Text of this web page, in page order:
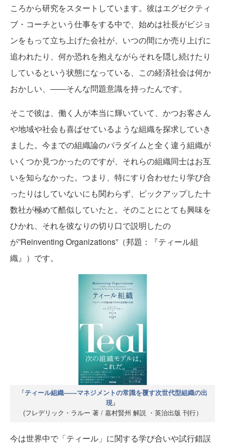
ころから研究をスタートしています。彼はエグゼクティ
ブ・コーチという仕事をする中で、始めは社長がビジョ
ンをもって立ち上げた会社が、いつの間にか売り上げに
追われたり、何か恐れを抱えながらそれを隠し続けたり
しているという状態になっている、この経済社会は何か
おかしい、――そんな問題意識を持ったんです。
そこで彼は、働く人が本当に輝いていて、かつお客さん
や地域や社会も喜ばせているような組織を探求していき
ました。今までの組織論のパラダイムと全く違う組織が
いくつか見つかったのですが、それらの組織同士はお互
いを知らなかった。つまり、特にすり合わせたり学び合
ったりはしていないにも関わらず、ピックアップした十
数社が極めて酷似していたと。そのことにとても興味を
ひかれ、それを彼なりの切り口で説明したの
が”Reinventing Organizations”（邦題：『ティール組
織』）です。
『ティール組織――マネジメントの常識を覆す次世代型組織の出
現』
(フレデリック・ラルー 著 / 嘉村賢州 解説 ・英治出版 刊行）
今は世界中で「ティール」に関する学び合いや試行錯誤